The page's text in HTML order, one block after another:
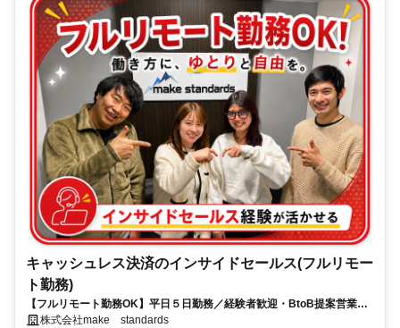
キャッシュレス決済のインサイドセールス(フルリモー
ト勤務)
【フルリモート勤務OK】平日５日勤務／経験者歓迎・BtoB提案営業で
スキルアップ
株式会社make standards